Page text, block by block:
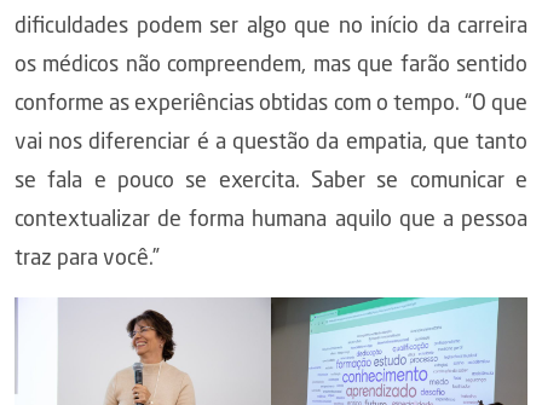
dificuldades podem ser algo que no início da carreira
os médicos não compreendem, mas que farão sentido
conforme as experiências obtidas com o tempo. “O que
vai nos diferenciar é a questão da empatia, que tanto
se fala e pouco se exercita. Saber se comunicar e
contextualizar de forma humana aquilo que a pessoa
traz para você.”